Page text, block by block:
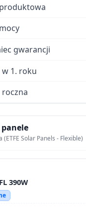
gwarancji
1. roku
Solar Panels - Flexible)
390W